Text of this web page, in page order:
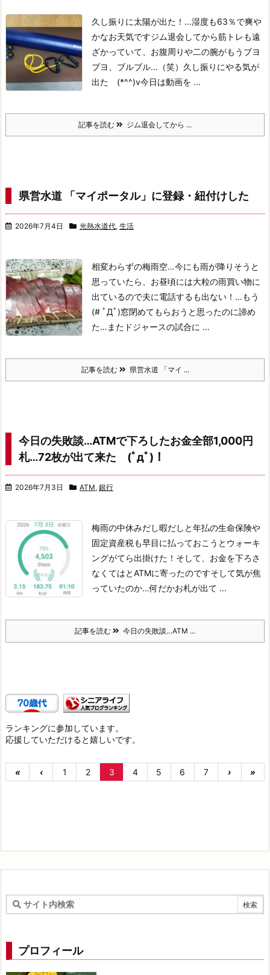
久し振りに太陽が出た！…湿度も63％で爽や
かなお天気ですジム退会してから筋トレも遠
ざかっていて、お腹周りや二の腕がもうブヨ
ブヨ、ブルブル…（笑） 久し振りにやる気が
出た (*^^)v今日は動画を ...
記事を読む ジム退会してから ...
県営水道 「マイポータル」に登録・紐付けした
2026年7月4日 光熱水道代, 生活
相変わらずの梅雨空…今にも雨が降りそうと
思っていたら、お昼頃には大粒の雨買い物に
出ているので夫に電話するも出ない！…もう
(# ﾟДﾟ)窓閉めてもらおうと思ったのに諦め
た… またドジャースの試合に ...
記事を読む 県営水道 「マイ ...
今日の失敗談…ATMで下ろしたお金全部1,000円
札…72枚が出て来た (ﾟдﾟ)！
2026年7月3日 ATM, 銀行
梅雨の中休みだし暇だしと年払の生命保険や
固定資産税も早目に払っておこうとウォーキ
ングがてら出掛けた！ そして、お金を下ろさ
なくてはとATMに寄ったのですそして気が焦
っていたのか…何だかお札が出て ...
記事を読む 今日の失敗談…ATM ...
ランキングに参加しています。
応援していただけると嬉しいです。
« ‹ 1 2 3 4 5 6 7 › »
プロフィール